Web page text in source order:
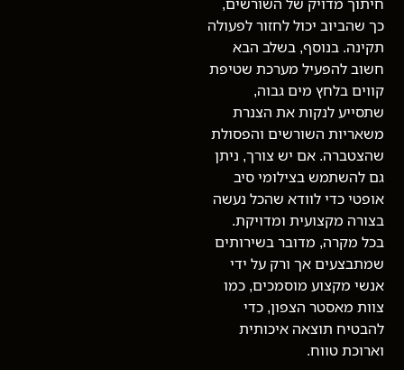
כך שהביוב יכול לחזור לפעולה
תקינה. בנוסף, בשלב הבא
חשוב להפעיל מערכת שטיפת
קווים בלחץ מים גבוה,
שתסייע לנקות את הצנרת
משאריות השורשים והפסולת
שהצטברה. אם יש צורך, ניתן
גם להשתמש בצילומי סיב
אופטי כדי לוודא שהכל נעשה
בצורה מקצועית ומדויקת.
בכל מקרה, מדובר בשירותים
שמתבצעים אך ורק על ידי
אנשי מקצוע מוסמכים, כמו
צוות מאסטר הצפון, כדי
להבטיח תוצאה איכותית
וארוכת טווח.